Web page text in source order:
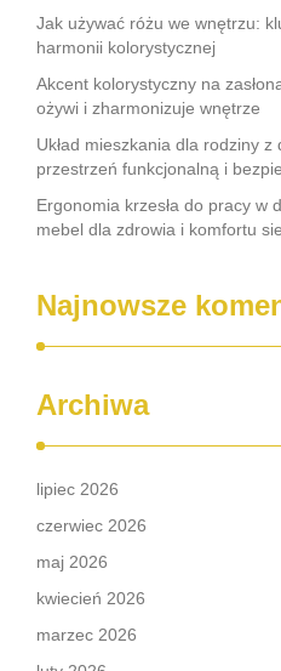
Jak używać różu we wnętrzu:
harmonii kolorystycznej
Akcent kolorystyczny na
ożywi i zharmonizuje wnętrze
Układ mieszkania dla rodziny
przestrzeń funkcjonalną i
Ergonomia krzesła do pracy w
mebel dla zdrowia i komfortu
Najnowsze
Archiwa
lipiec 2026
czerwiec 2026
maj 2026
kwiecień 2026
marzec 2026